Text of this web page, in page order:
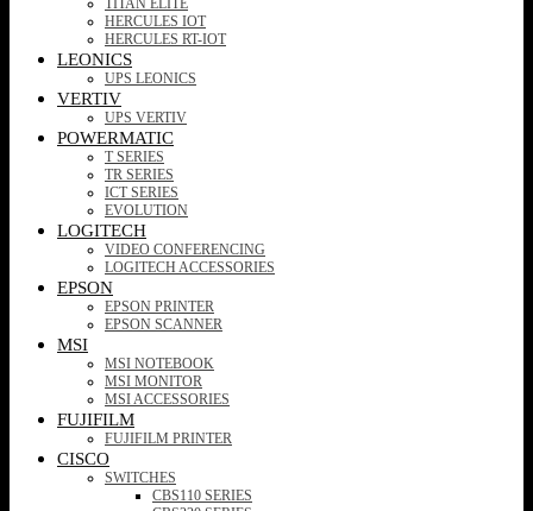
TITAN ELITE
HERCULES IOT
HERCULES RT-IOT
LEONICS
UPS LEONICS
VERTIV
UPS VERTIV
POWERMATIC
T SERIES
TR SERIES
ICT SERIES
EVOLUTION
LOGITECH
VIDEO CONFERENCING
LOGITECH ACCESSORIES
EPSON
EPSON PRINTER
EPSON SCANNER
MSI
MSI NOTEBOOK
MSI MONITOR
MSI ACCESSORIES
FUJIFILM
FUJIFILM PRINTER
CISCO
SWITCHES
CBS110 SERIES